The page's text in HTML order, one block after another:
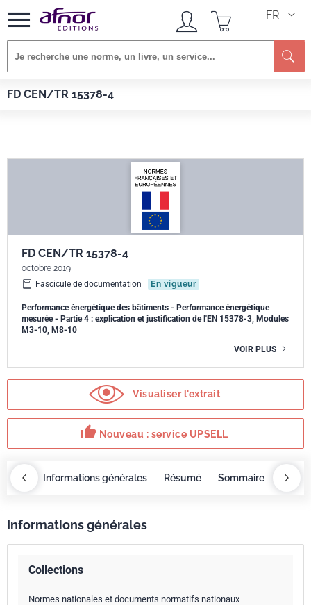
FR
FD CEN/TR 15378-4
Afnor EDITIONS Normes
FD CEN/TR 15378-4
octobre 2019
Fascicule de documentation
En vigueur
Performance énergétique des bâtiments - Performance énergétique
mesurée - Partie 4 : explication et justification de l'EN 15378-3, Modules
M3-10, M8-10
VOIR PLUS
Visualiser l'extrait
thumb_up Nouveau : service UPSELL
Informations générales Résumé Sommaire
Informations générales
Collections
Normes nationales et documents normatifs nationaux